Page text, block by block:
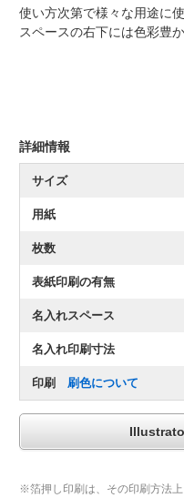
使い方次第で様々な用途に
スペースの右下には色彩豊
詳細情報
サイズ
用紙
枚数
表紙印刷の有無
名入れスペース
名入れ印刷寸法
印刷 刷色について
※箔押し印刷は、その印刷方法